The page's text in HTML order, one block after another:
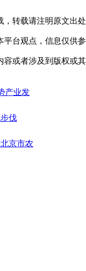
转载请注明原文出处
台观点，信息仅供参
或者涉及到版权或其
产业发
伐
京市农